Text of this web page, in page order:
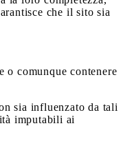
che il sito sia
o comunque contenere
sia influenzato da tali
imputabili ai